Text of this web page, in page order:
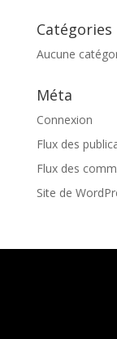
Catégories
Aucune
Méta
Connexion
Flux des
Flux des
Site de